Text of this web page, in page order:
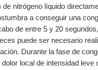
nitrógeno líquido
a conseguir una
de entre 5 y 20
puede ser necesario
Durante la fase de
dolor local de intensidad leve